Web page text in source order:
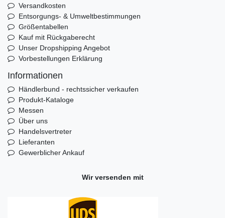
Versandkosten
Entsorgungs- & Umweltbestimmungen
Größentabellen
Kauf mit Rückgaberecht
Unser Dropshipping Angebot
Vorbestellungen Erklärung
Informationen
Händlerbund - rechtssicher verkaufen
Produkt-Kataloge
Messen
Über uns
Handelsvertreter
Lieferanten
Gewerblicher Ankauf
Wir versenden mit